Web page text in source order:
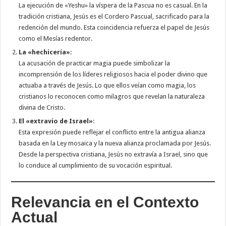
La ejecución de «Yeshu» la víspera de la Pascua no es casual. En la
tradición cristiana, Jesús es el Cordero Pascual, sacrificado para la
redención del mundo. Esta coincidencia refuerza el papel de Jesús
como el Mesías redentor.
La «hechicería»:
La acusación de practicar magia puede simbolizar la
incomprensión de los líderes religiosos hacia el poder divino que
actuaba a través de Jesús. Lo que ellos veían como magia, los
cristianos lo reconocen como milagros que revelan la naturaleza
divina de Cristo.
El «extravío de Israel»:
Esta expresión puede reflejar el conflicto entre la antigua alianza
basada en la Ley mosaica y la nueva alianza proclamada por Jesús.
Desde la perspectiva cristiana, Jesús no extravía a Israel, sino que
lo conduce al cumplimiento de su vocación espiritual.
Relevancia en el Contexto
Actual